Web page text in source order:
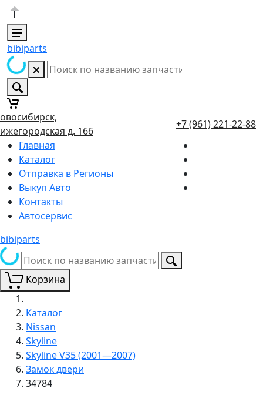
bibiparts
д. 166
+7 (961) 221-22-88
Главная
Каталог
Отправка в Регионы
Выкуп Авто
Контакты
Автосервис
bibiparts
Корзина
Каталог
Nissan
Skyline
Skyline V35 (2001—2007)
Замок двери
34784